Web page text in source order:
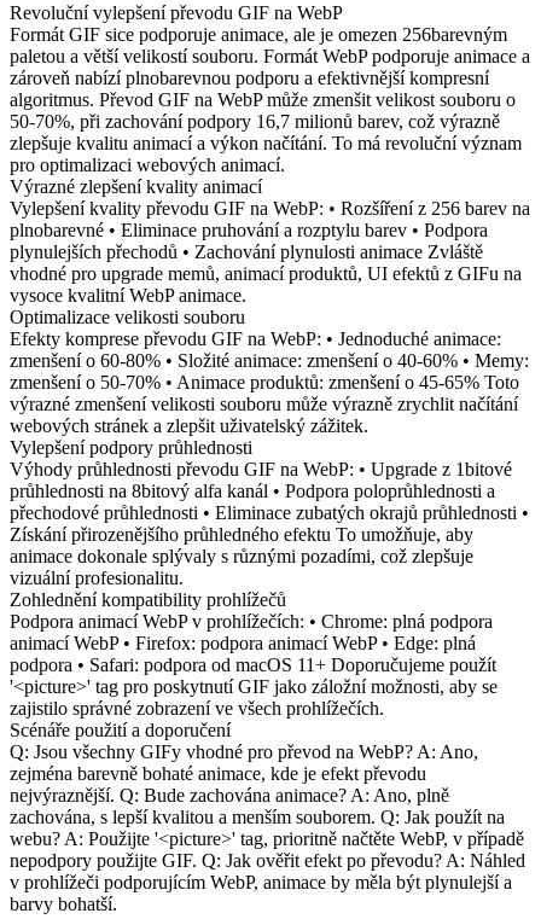
Revoluční vylepšení převodu GIF na WebP
Formát GIF sice podporuje animace, ale je omezen 256barevným
paletou a větší velikostí souboru. Formát WebP podporuje animace a
zároveň nabízí plnobarevnou podporu a efektivnější kompresní
algoritmus. Převod GIF na WebP může zmenšit velikost souboru o
50-70%, při zachování podpory 16,7 milionů barev, což výrazně
zlepšuje kvalitu animací a výkon načítání. To má revoluční význam
pro optimalizaci webových animací.
Výrazné zlepšení kvality animací
Vylepšení kvality převodu GIF na WebP: • Rozšíření z 256 barev na
plnobarevné • Eliminace pruhování a rozptylu barev • Podpora
plynulejších přechodů • Zachování plynulosti animace Zvláště
vhodné pro upgrade memů, animací produktů, UI efektů z GIFu na
vysoce kvalitní WebP animace.
Optimalizace velikosti souboru
Efekty komprese převodu GIF na WebP: • Jednoduché animace:
zmenšení o 60-80% • Složité animace: zmenšení o 40-60% • Memy:
zmenšení o 50-70% • Animace produktů: zmenšení o 45-65% Toto
výrazné zmenšení velikosti souboru může výrazně zrychlit načítání
webových stránek a zlepšit uživatelský zážitek.
Vylepšení podpory průhlednosti
Výhody průhlednosti převodu GIF na WebP: • Upgrade z 1bitové
průhlednosti na 8bitový alfa kanál • Podpora poloprůhlednosti a
přechodové průhlednosti • Eliminace zubatých okrajů průhlednosti •
Získání přirozenějšího průhledného efektu To umožňuje, aby
animace dokonale splývaly s různými pozadími, což zlepšuje
vizuální profesionalitu.
Zohlednění kompatibility prohlížečů
Podpora animací WebP v prohlížečích: • Chrome: plná podpora
animací WebP • Firefox: podpora animací WebP • Edge: plná
podpora • Safari: podpora od macOS 11+ Doporučujeme použít
'<picture>' tag pro poskytnutí GIF jako záložní možnosti, aby se
zajistilo správné zobrazení ve všech prohlížečích.
Scénáře použití a doporučení
Q: Jsou všechny GIFy vhodné pro převod na WebP? A: Ano,
zejména barevně bohaté animace, kde je efekt převodu
nejvýraznější. Q: Bude zachována animace? A: Ano, plně
zachována, s lepší kvalitou a menším souborem. Q: Jak použít na
webu? A: Použijte '<picture>' tag, prioritně načtěte WebP, v případě
nepodpory použijte GIF. Q: Jak ověřit efekt po převodu? A: Náhled
v prohlížeči podporujícím WebP, animace by měla být plynulejší a
barvy bohatší.